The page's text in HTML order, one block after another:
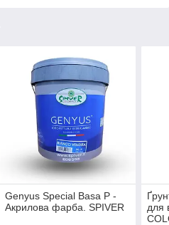
Genyus Special Basa P -
Акрилова фарба. SPIVER
для